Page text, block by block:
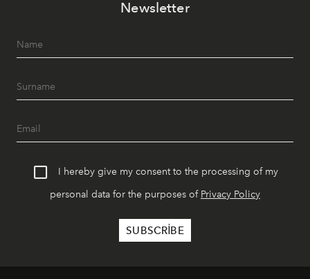
geceye taşıyarak her hafta farklı bir deneyim sunuyor.
Newsletter
I hereby give my consent to the processing of my
personal data for the purposes of Privacy Policy